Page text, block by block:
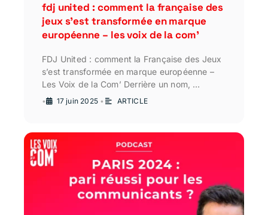
fdj united : comment la française des
jeux s’est transformée en marque
européenne – les voix de la com’
FDJ United : comment la Française des Jeux
s’est transformée en marque européenne –
Les Voix de la Com’ Derrière un nom, …
• 17 juin 2025 • ARTICLE